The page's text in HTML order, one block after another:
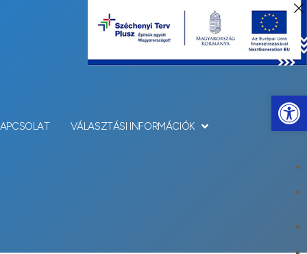
VÁLASZTÁSI INFORMÁCIÓK